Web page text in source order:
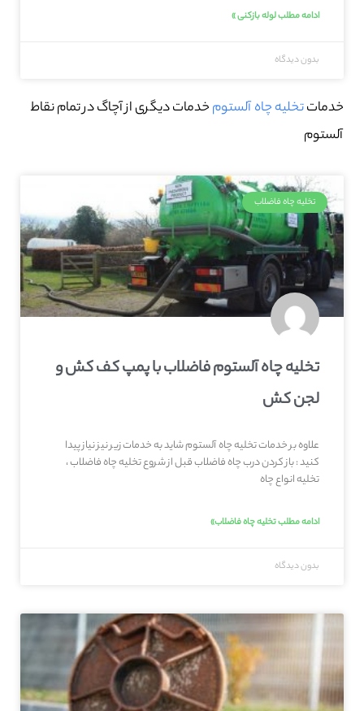
ادامه مطلب لوله بازکنی »
بدون دیدگاه
خدماتتخلیه چاه آلستومخدمات دیگری از آچاگ در تمام نقاط
آلستوم
تخلیه چاه فاضلاب
تخلیه چاه آلستوم فاضلاب با پمپ کف کش و
لجن کش
علاوه بر خدمات تخلیه چاه آلستوم شاید به خدمات زیر نیز نیاز پیدا
کنید : باز کردن درب چاه فاضلاب قبل از شروع تخلیه چاه فاضلاب ،
تخلیه انواع چاه
ادامه مطلب تخلیه چاه فاضلاب»
بدون دیدگاه